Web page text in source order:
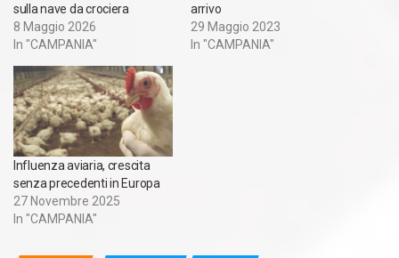
sulla nave da crociera
8 Maggio 2026
In "CAMPANIA"
arrivo
29 Maggio 2023
In "CAMPANIA"
Influenza aviaria, crescita
senza precedenti in Europa
27 Novembre 2025
In "CAMPANIA"